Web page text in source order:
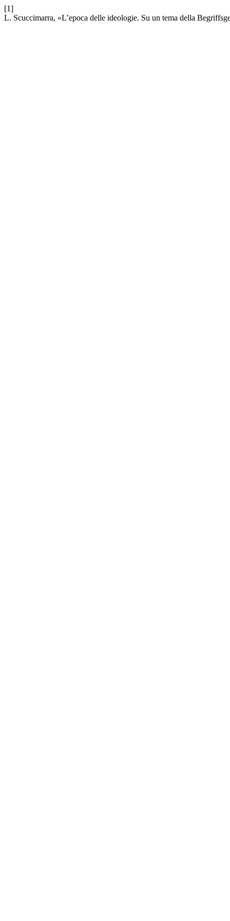
[1]
L. Scuccimarra, «L’epoca delle ideologie. Su un tema della